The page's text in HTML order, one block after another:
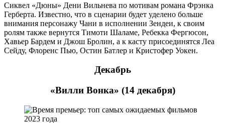
Сиквел «Дюны» Дени Вильнева по мотивам романа Фрэнка
Герберта. Известно, что в сценарии будет уделено больше
внимания персонажу Чани в исполнении Зендеи, к своим
ролям также вернутся Тимоти Шаламе, Ребекка Фергюсон,
Хавьер Бардем и Джош Бролин, а к касту присоединятся Леа
Сейду, Флоренс Пью, Остин Батлер и Кристофер Уокен.
Декабрь
«Вилли Вонка» (14 декабря)